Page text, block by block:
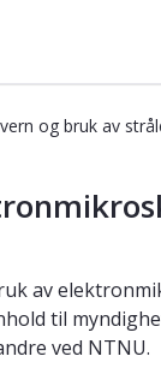
og bruk av
av
til
ved NTNU.